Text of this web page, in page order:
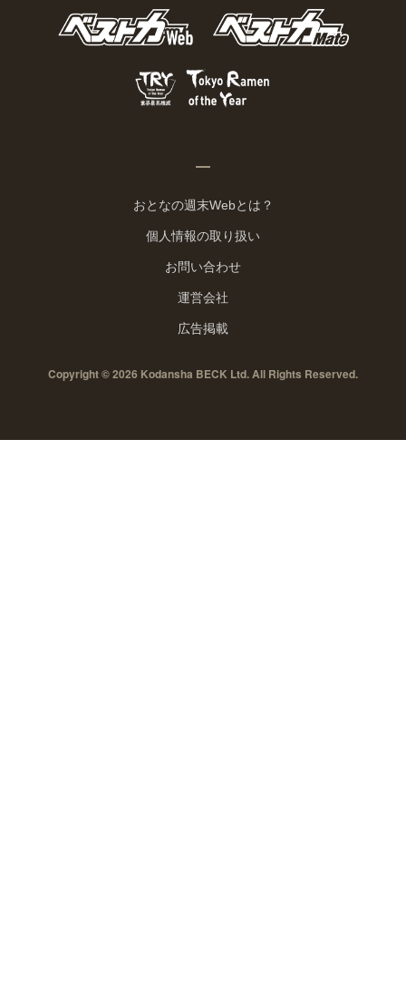
おとなの週末Webとは？
個人情報の取り扱い
お問い合わせ
運営会社
広告掲載
Copyright © 2026 Kodansha BECK Ltd. All Rights Reserved.